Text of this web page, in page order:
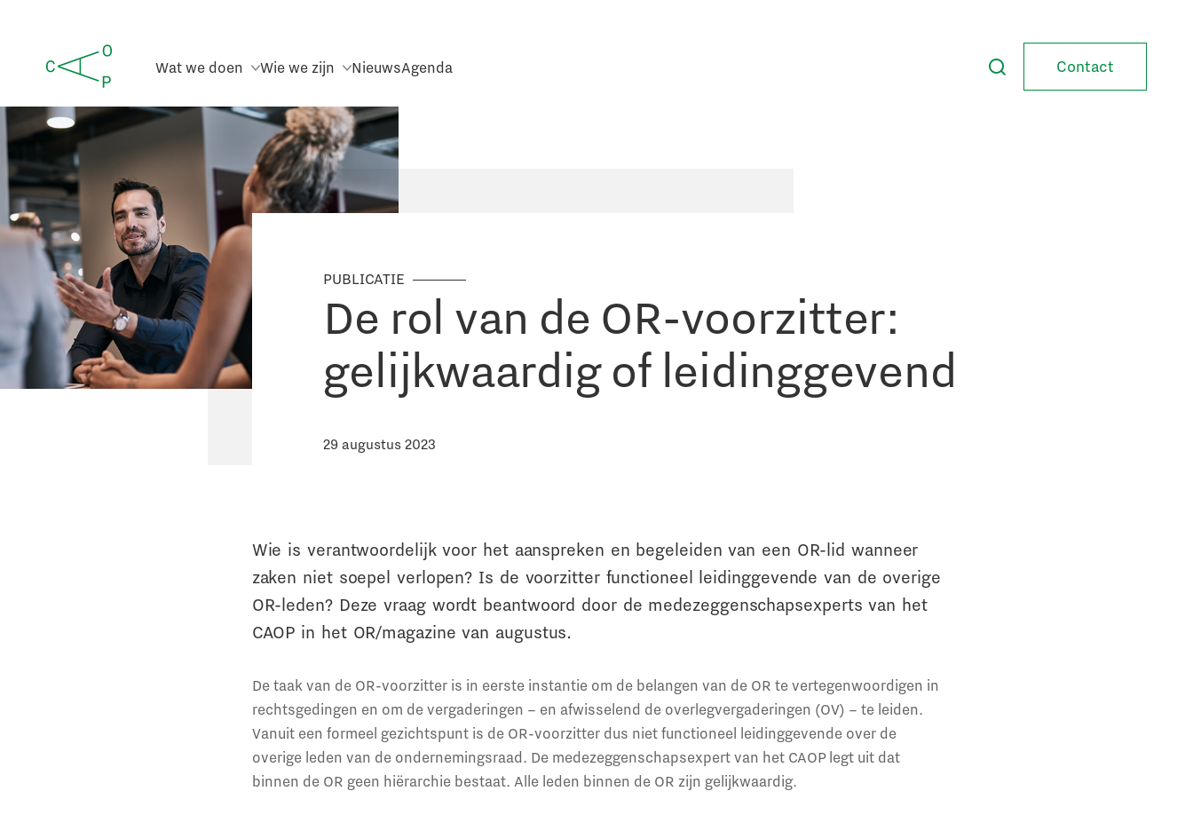
Wat we doen Wie we zijn NieuwsAgenda Contact
PUBLICATIE
De rol van de OR-voorzitter:
gelijkwaardig of leidinggevend
29 augustus 2023
Wie is verantwoordelijk voor het aanspreken en begeleiden van een OR-lid wanneer
zaken niet soepel verlopen? Is de voorzitter functioneel leidinggevende van de overige
OR-leden? Deze vraag wordt beantwoord door de medezeggenschapsexperts van het
CAOP in het OR/magazine van augustus.
De taak van de OR-voorzitter is in eerste instantie om de belangen van de OR te vertegenwoordigen in
rechtsgedingen en om de vergaderingen – en afwisselend de overlegvergaderingen (OV) – te leiden.
Vanuit een formeel gezichtspunt is de OR-voorzitter dus niet functioneel leidinggevende over de
overige leden van de ondernemingsraad. De medezeggenschapsexpert van het CAOP legt uit dat
binnen de OR geen hiërarchie bestaat. Alle leden binnen de OR zijn gelijkwaardig.